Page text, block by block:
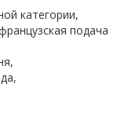
категории,
подача